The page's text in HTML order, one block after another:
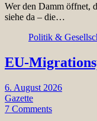
Wer den Damm öffnet,
siehe da – die…
Politik &
EU-
6. August 2026
Gazette
7 Comments